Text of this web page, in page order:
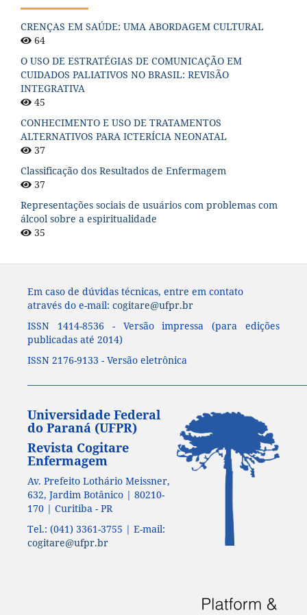
CRENÇAS EM SAÚDE: UMA ABORDAGEM CULTURAL
64
O USO DE ESTRATÉGIAS DE COMUNICAÇÃO EM
CUIDADOS PALIATIVOS NO BRASIL: REVISÃO
INTEGRATIVA
45
CONHECIMENTO E USO DE TRATAMENTOS
ALTERNATIVOS PARA ICTERÍCIA NEONATAL
37
Classificação dos Resultados de Enfermagem
37
Representações sociais de usuários com problemas com
álcool sobre a espiritualidade
35
Em caso de dúvidas técnicas, entre em contato
através do e-mail: cogitare@ufpr.br
ISSN 1414-8536 - Versão impressa (para edições
publicadas até 2014)
ISSN 2176-9133 - Versão eletrônica
Universidade Federal
do Paraná (UFPR)
Revista Cogitare
Enfermagem
Av. Prefeito Lothário Meissner,
632, Jardim Botânico | 80210-
170 | Curitiba - PR
Tel.: (041) 3361-3755 | E-mail:
cogitare@ufpr.br